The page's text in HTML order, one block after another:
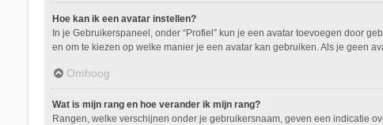
Hoe kan ik een avatar instellen?
In je Gebruikerspaneel, onder “Profiel” kun je een avatar toevoegen door
en om te kiezen op welke manier je een avatar kan gebruiken. Als je geen
Omhoog
Wat is mijn rang en hoe verander ik mijn rang?
Rangen, welke verschijnen onder je gebruikersnaam, geven een indicatie